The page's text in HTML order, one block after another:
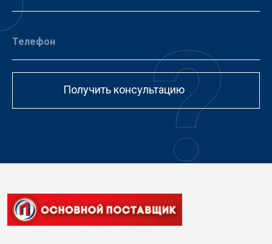
Получить консультацию